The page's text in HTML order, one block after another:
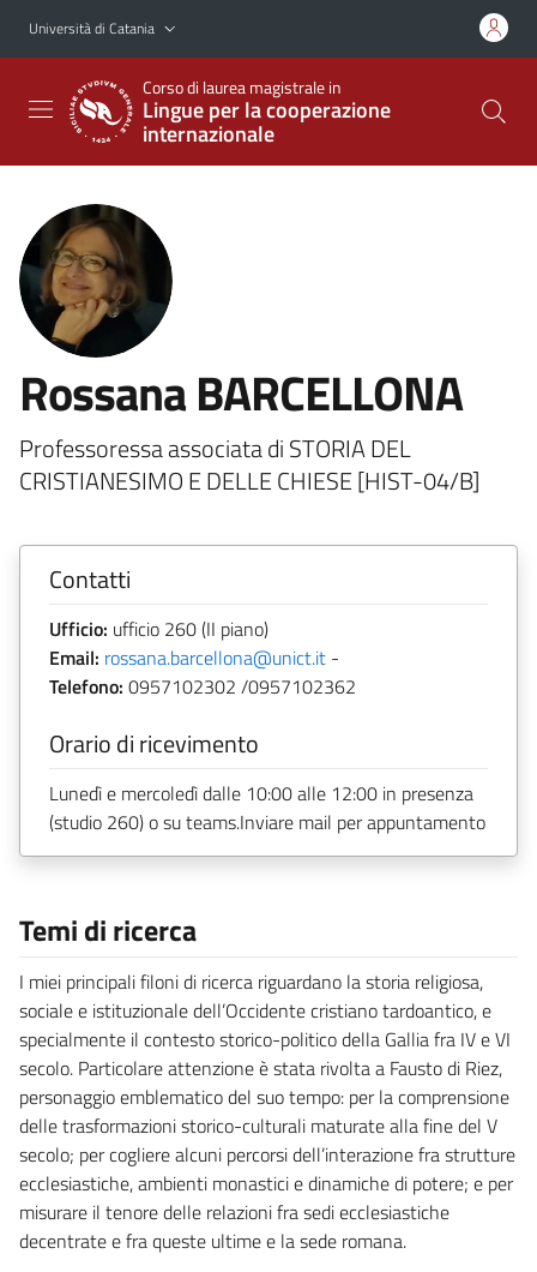
Vai al contenuto principale
Vai al menu di navigazione
Università di Catania
Corso di laurea magistrale in
Lingue per la cooperazione
internazionale
Rossana BARCELLONA
Professoressa associata di STORIA DEL
CRISTIANESIMO E DELLE CHIESE [HIST-04/B]
Contatti
Ufficio: ufficio 260 (II piano)
Email: rossana.barcellona@unict.it -
Telefono: 0957102302 /0957102362
Orario di ricevimento
Lunedì e mercoledì dalle 10:00 alle 12:00 in presenza
(studio 260) o su teams.Inviare mail per appuntamento
Temi di ricerca
I miei principali filoni di ricerca riguardano la storia religiosa,
sociale e istituzionale dell’Occidente cristiano tardoantico, e
specialmente il contesto storico-politico della Gallia fra IV e VI
secolo. Particolare attenzione è stata rivolta a Fausto di Riez,
personaggio emblematico del suo tempo: per la comprensione
delle trasformazioni storico-culturali maturate alla fine del V
secolo; per cogliere alcuni percorsi dell’interazione fra strutture
ecclesiastiche, ambienti monastici e dinamiche di potere; e per
misurare il tenore delle relazioni fra sedi ecclesiastiche
decentrate e fra queste ultime e la sede romana.